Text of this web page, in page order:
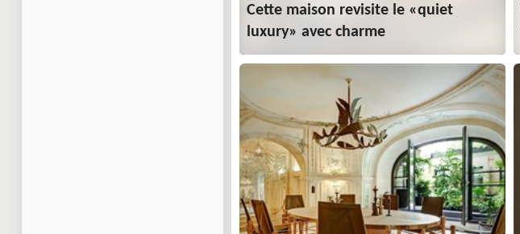
Cette maison revisite le «quiet
luxury» avec charme